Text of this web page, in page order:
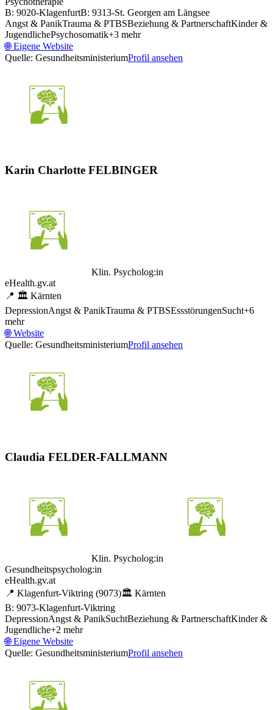
B: 9020-KlagenfurtB: 9313-St. Georgen am Längsee
Angst & PanikTrauma & PTBSBeziehung & PartnerschaftKinder &
JugendlichePsychosomatik+3 mehr
🌐Eigene Website
Quelle: GesundheitsministeriumProfil ansehen
Karin Charlotte FELBINGER
Klin. Psycholog:in
eHealth.gv.at
📍 🏛️ Kärnten
DepressionAngst & PanikTrauma & PTBSEssstörungenSucht+6
mehr
🌐Website
Quelle: GesundheitsministeriumProfil ansehen
Claudia FELDER-FALLMANN
Klin. Psycholog:in
Gesundheitspsycholog:in
eHealth.gv.at
📍 Klagenfurt-Viktring (9073)🏛️ Kärnten
B: 9073-Klagenfurt-Viktring
DepressionAngst & PanikSuchtBeziehung & PartnerschaftKinder &
Jugendliche+2 mehr
🌐Eigene Website
Quelle: GesundheitsministeriumProfil ansehen